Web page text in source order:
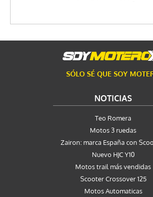
SÓLO SÉ QUE SOY
NOTICIAS
Teo Romera
Motos 3 ruedas
Zairon: marca España con
Nuevo HJC Y10
Motos trail más vendidas
Scooter Crossover 125
Motos Automaticas